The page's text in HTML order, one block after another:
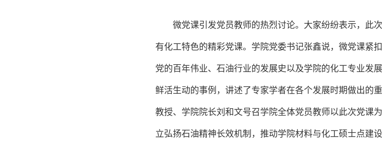
微党课引发党员教师的热烈讨论。大家纷纷表示，此
有化工特色的精彩党课。学院党委书记张鑫说，微党课紧
党的百年伟业、石油行业的发展史以及学院的化工专业发
鲜活生动的事例，讲述了专家学者在各个发展时期做出的
教授、学院院长刘和文号召学院全体党员教师以此次党课
立弘扬石油精神长效机制，推动学院材料与化工硕士点建设